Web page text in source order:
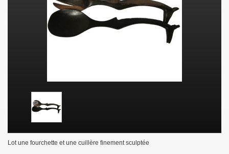
Lot une fourchette et une cuillère finement sculptée